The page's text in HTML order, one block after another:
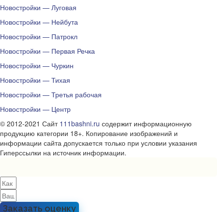
Новостройки — Луговая
Новостройки — Нейбута
Новостройки — Патрокл
Новостройки — Первая Речка
Новостройки — Чуркин
Новостройки — Тихая
Новостройки — Третья рабочая
Новостройки — Центр
© 2012-2021 Сайт 111bashni.ru содержит информационную
продукцию категории 18+. Копирование изображений и
информации сайта допускается только при условии указания
Гиперссылки на источник информации.
Заказать оценку